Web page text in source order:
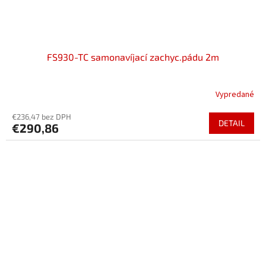
FS930-TC samonavíjací zachyc.pádu 2m
Vypredané
€236,47 bez DPH
€290,86 DETAIL